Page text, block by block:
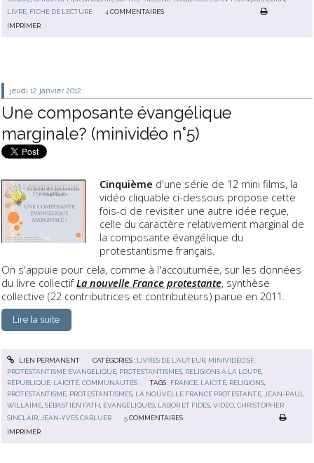
LIVRE FICHE DE LECTURE 4 COMMENTAIRES
IMPRIMER
jeudi 12 janvier 2012
Une composante évangélique
marginale? (minividéo n°5)
Cinquième d'une série de 12 mini films, la
vidéo cliquable ci-dessous propose cette
fois-ci de revisiter une autre idée reçue,
celle du caractère relativement marginal de
la composante évangélique du
protestantisme français.
On s'appuie pour cela, comme à l'accoutumée, sur les données
du livre collectifLa nouvelle France protestante, synthèse
collective (22 contributrices et contributeurs) parue en 2011.
Lire la suite
LIEN PERMANENT CATÉGORIES : LIVRES DE L'AUTEUR, MINIVIDÉO SF,
PROTESTANTISME ÉVANGÉLIQUE PROTESTANTISMES RELIGIONS À LA LOUPE
RÉPUBLIQUE, LAÏCITÉ, COMMUNAUTÉS
TAGS : FRANCE LAÏCITÉ RELIGIONS
PROTESTANTISME PROTESTANTISMES LA NOUVELLE FRANCE PROTESTANTE
JEAN-PAUL
WILLAIME ,SÉBASTIEN FATH ÉVANGÉLIQUES LABOR ET FIDES ,VIDÉO ,CHRISTOPHER
SINCLAIR,JEAN-YVES CARLUER 5 COMMENTAIRES
IMPRIMER